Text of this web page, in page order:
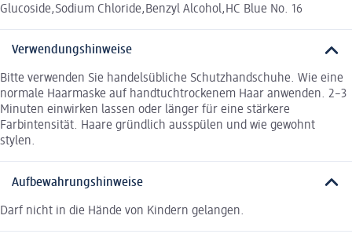
Glucoside,Sodium Chloride,Benzyl Alcohol,HC Blue No. 16
Verwendungshinweise
Bitte verwenden Sie handelsübliche Schutzhandschuhe. Wie eine
normale Haarmaske auf handtuchtrockenem Haar anwenden. 2–3
Minuten einwirken lassen oder länger für eine stärkere
Farbintensität. Haare gründlich ausspülen und wie gewohnt
stylen.
Aufbewahrungshinweise
Darf nicht in die Hände von Kindern gelangen.